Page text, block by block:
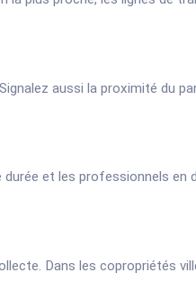
aussi la proximité du
et les professionnels
Dans les copropriétés